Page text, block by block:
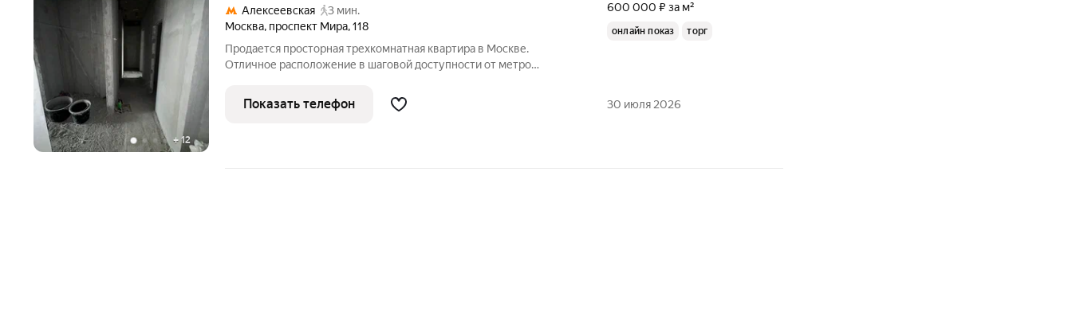
+ 12
Алексеевская
3 мин.
Москва, проспект Мира,118
Продается просторная трехкомнатная квартира в Москве.
Отличное расположение в шаговой доступности от метро
установлены новые окна , остеклен балкон , изготовлена новая
входная дверь из дерева.В
600 000 ₽ за м²
онлайн показ торг
Показать телефон 30 июля 2026